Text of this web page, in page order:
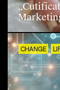
CHANGE